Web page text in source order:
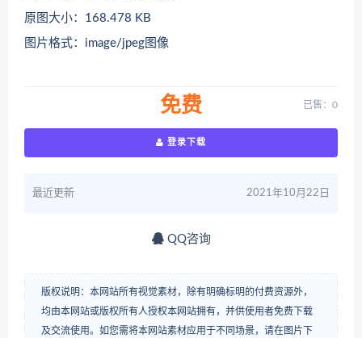
原图大小：168.478 KB
图片格式：image/jpeg图像
免费 已售：0
登录下载
最近更新 2021年10月22日
QQ咨询
版权说明：本网站所有视觉素材，除有明确标明的付费资源外，
均由本网站或版权所有人授权本网站拥有，并供使用者免费下载
及交流使用。如您需将本网站素材应用于不同场景，请在图片下